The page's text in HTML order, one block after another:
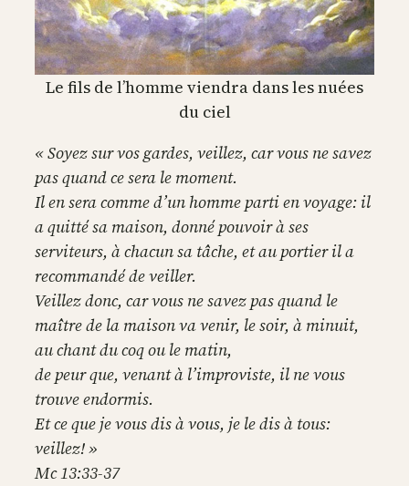
Le fils de l’homme viendra dans les nuées
du ciel
« Soyez sur vos gardes, veillez, car vous ne savez
pas quand ce sera le moment.
Il en sera comme d’un homme parti en voyage: il
a quitté sa maison, donné pouvoir à ses
serviteurs, à chacun sa tâche, et au portier il a
recommandé de veiller.
Veillez donc, car vous ne savez pas quand le
maître de la maison va venir, le soir, à minuit,
au chant du coq ou le matin,
de peur que, venant à l’improviste, il ne vous
trouve endormis.
Et ce que je vous dis à vous, je le dis à tous:
veillez! »
Mc 13:33-37